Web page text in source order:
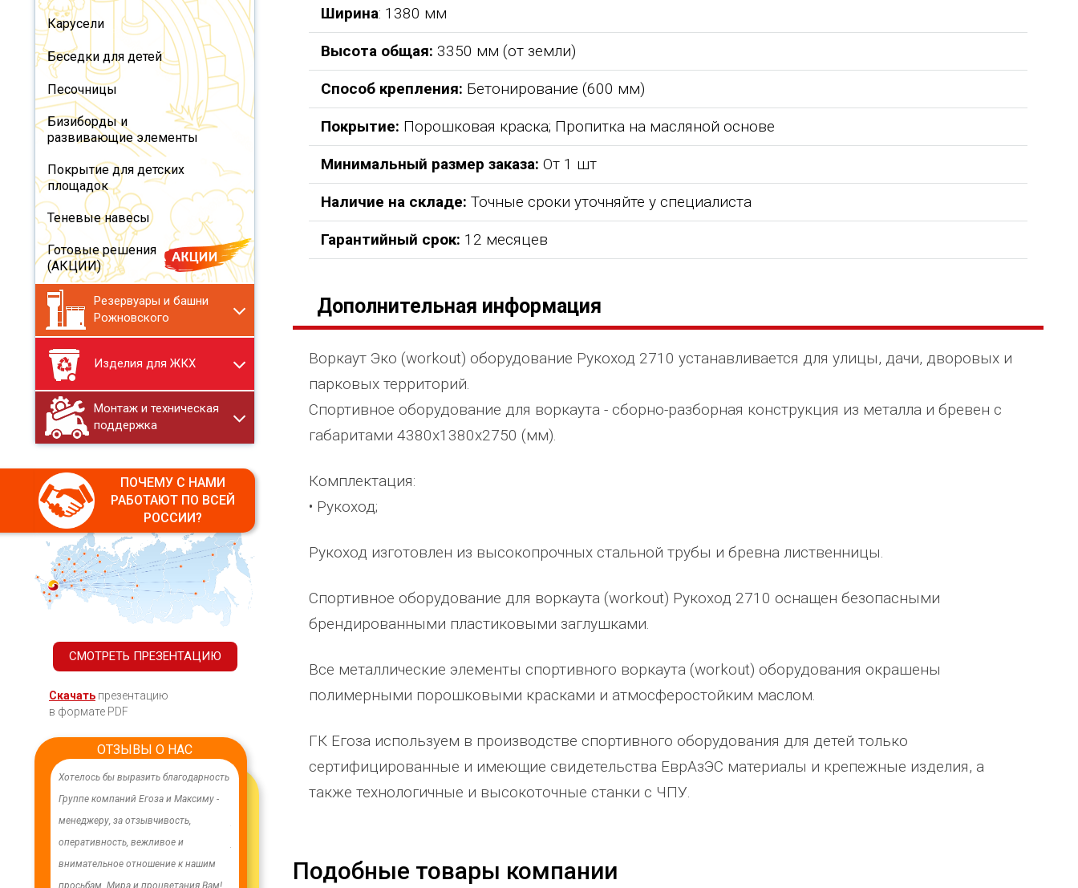
Карусели
Беседки для детей
Песочницы
Бизиборды и
развивающие элементы
Покрытие для детских
площадок
Теневые навесы
Готовые решения
(АКЦИИ)
Резервуары и башни
Рожновского
Изделия для ЖКХ
Монтаж и техническая
поддержка
ПОЧЕМУ С НАМИ
РАБОТАЮТ ПО ВСЕЙ
РОССИИ?
СМОТРЕТЬ ПРЕЗЕНТАЦИЮ
Скачать презентацию
в формате PDF
ОТЗЫВЫ О НАС
Хотелось бы выразить благодарность
Группе компаний Егоза и Максиму -
менеджеру, за отзывчивость,
оперативность, вежливое и
внимательное отношение к нашим
В целях устойчивого водоснабжения,
в п. Бага-Чонос проведены
Рожновского, емкостью 100 м3;
От всей души хочу поблагодарить
компанию "Егоза" за их продукцию,
лет приобретаем детское спортивное
Добрый день) Ура! Наконец то у
наших детишек появилась детская
проживающих жителя, нет магазина,
Уважаемый Александр
ТОО Егеменди Курылыс выражает
Ширина: 1380 мм
Высота общая: 3350 мм (от земли)
Способ крепления: Бетонирование (600 мм)
Покрытие: Порошковая краска; Пропитка на масляной основе
Минимальный размер заказа: От 1 шт
Наличие на складе: Точные сроки уточняйте у специалиста
Гарантийный срок: 12 месяцев
Дополнительная информация
Воркаут Эко (workout) оборудование Рукоход 2710 устанавливается для улицы, дачи, дворовых и
парковых территорий.
Cпортивное оборудование для воркаута - сборно-разборная конструкция из металла и бревен с
габаритами 4380х1380х2750 (мм).
Комплектация:
• Рукоход;
Рукоход изготовлен из высокопрочных стальной трубы и бревна лиственницы.
Спортивное оборудование для воркаута (workout) Рукоход 2710 оснащен безопасными
брендированными пластиковыми заглушками.
Все металлические элементы спортивного воркаута (workout) оборудования окрашены
полимерными порошковыми красками и атмосферостойким маслом.
ГК Егоза используем в производстве спортивного оборудования для детей только
сертифицированные и имеющие свидетельства ЕврАзЭС материалы и крепежные изделия, а
также технологичные и высокоточные станки с ЧПУ.
Подобные товары компании